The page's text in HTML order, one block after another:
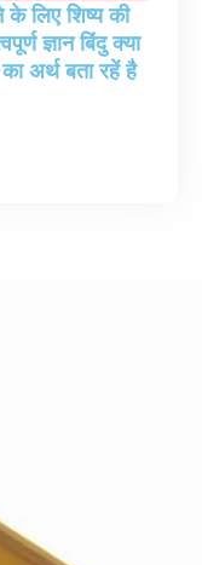
के लिए शिष्य की
ज्ञान बिंदु क्या
अर्थ बता रहें है